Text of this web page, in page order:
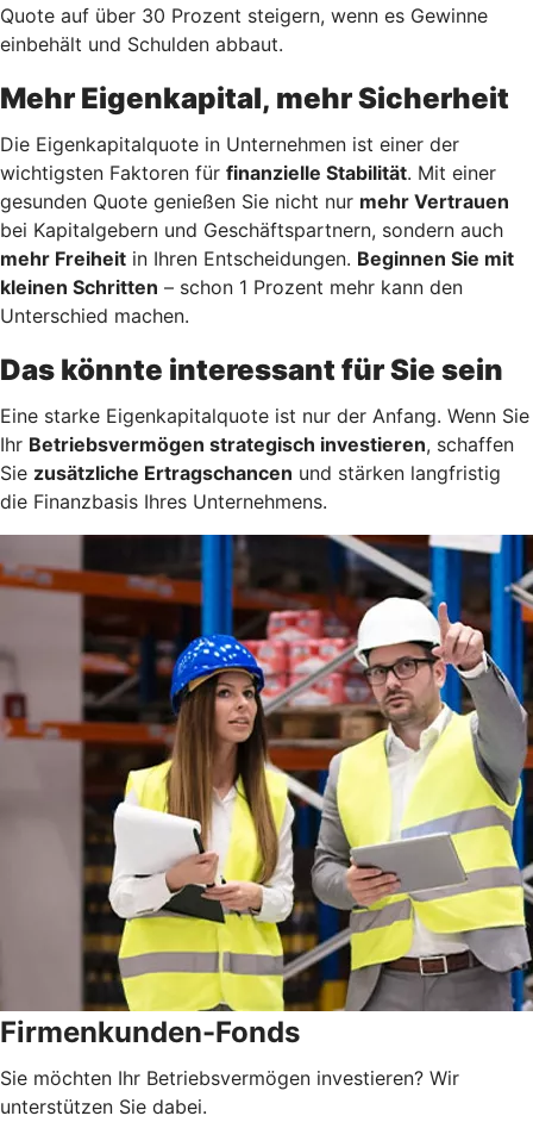
Quote auf über 30 Prozent steigern, wenn es Gewinne
einbehält und Schulden abbaut.
Mehr Eigenkapital, mehr Sicherheit
Die Eigenkapitalquote in Unternehmen ist einer der
wichtigsten Faktoren für finanzielle Stabilität. Mit einer
gesunden Quote genießen Sie nicht nur mehr Vertrauen
bei Kapitalgebern und Geschäftspartnern, sondern auch
mehr Freiheit in Ihren Entscheidungen. Beginnen Sie mit
kleinen Schritten – schon 1 Prozent mehr kann den
Unterschied machen.
Das könnte interessant für Sie sein
Eine starke Eigenkapitalquote ist nur der Anfang. Wenn Sie
Ihr Betriebsvermögen strategisch investieren, schaffen
Sie zusätzliche Ertragschancen und stärken langfristig
die Finanzbasis Ihres Unternehmens.
Firmenkunden-Fonds
Sie möchten Ihr Betriebsvermögen investieren? Wir
unterstützen Sie dabei.